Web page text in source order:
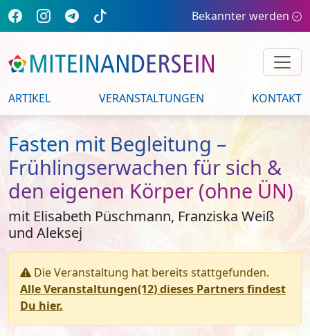
Bekannter werden
ARTIKEL VERANSTALTUNGEN KONTAKT
Fasten mit Begleitung –
Frühlingserwachen für sich &
den eigenen Körper (ohne ÜN)
mit Elisabeth Püschmann, Franziska Weiß
und Aleksej
Die Veranstaltung hat bereits stattgefunden.
Alle Veranstaltungen(12) dieses Partners findest
Du hier.